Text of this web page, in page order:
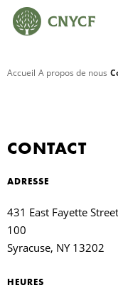
Accueil A propos de nous
CONTACT
ADRESSE
431 East Fayette
100
Syracuse, NY 13202
HEURES